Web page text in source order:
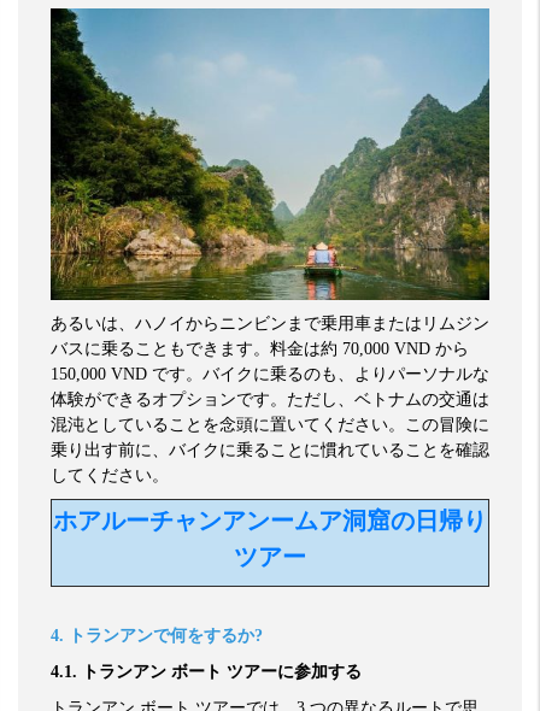
あるいは、ハノイからニンビンまで乗用車またはリムジン
バスに乗ることもできます。料金は約 70,000 VND から
150,000 VND です。バイクに乗るのも、よりパーソナルな
体験ができるオプションです。ただし、ベトナムの交通は
混沌としていることを念頭に置いてください。この冒険に
乗り出す前に、バイクに乗ることに慣れていることを確認
してください。
ホアルーチャンアンームア洞窟の日帰り
ツアー
4. トランアンで何をするか?
4.1.
トランアン ボート ツアーに参加する